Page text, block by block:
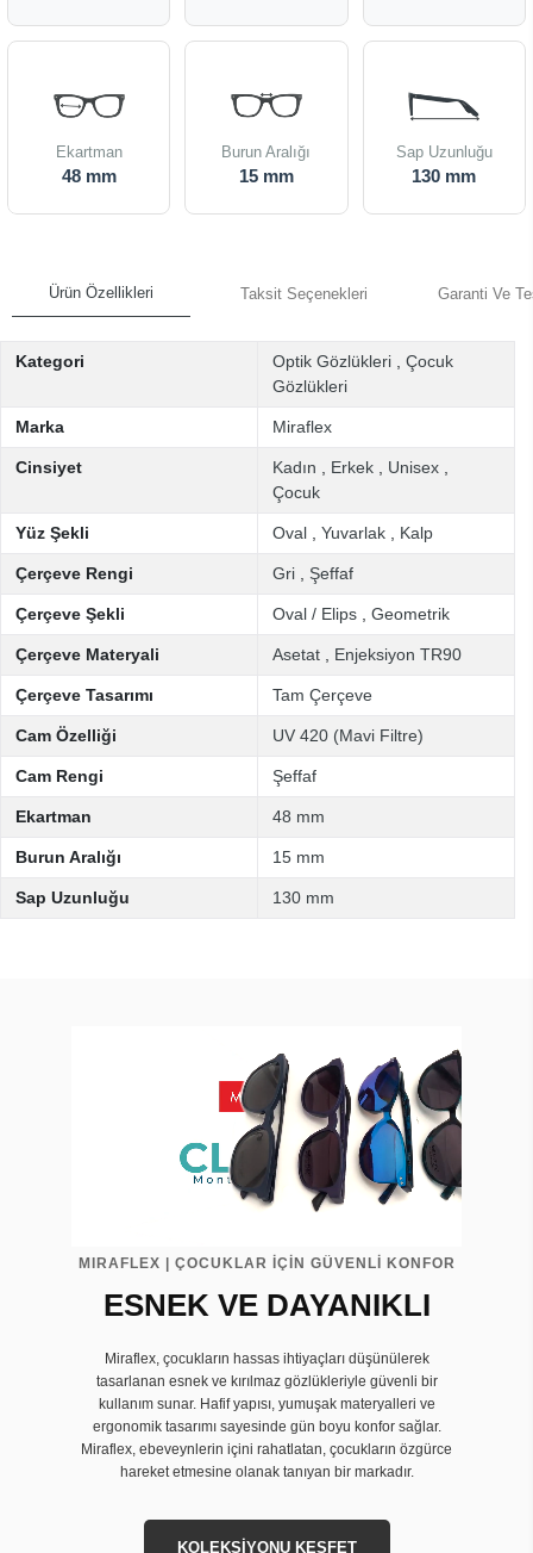
Ekartman
48 mm
Burun Aralığı
15 mm
Sap Uzunluğu
130 mm
Ürün Özellikleri Taksit Seçenekleri Garanti Ve
Kategori Optik Gözlükleri
Çocuk
Gözlükleri
Marka Miraflex
Cinsiyet Kadın Erkek Unisex
Çocuk
Yüz Şekli Oval Yuvarlak Kalp
Çerçeve Rengi Gri Şeffaf
Çerçeve Şekli Oval / Elips Geometrik
Çerçeve Materyali Asetat Enjeksiyon TR90
Çerçeve Tasarımı Tam Çerçeve
Cam Özelliği UV 420 (Mavi Filtre)
Cam Rengi Şeffaf
Ekartman 48 mm
Burun Aralığı 15 mm
Sap Uzunluğu 130 mm
MIRAFLEX | ÇOCUKLAR İÇİN GÜVENLİ KONFOR
ESNEK VE DAYANIKLI
Miraflex, çocukların hassas ihtiyaçları düşünülerek
tasarlanan esnek ve kırılmaz gözlükleriyle güvenli bir
kullanım sunar. Hafif yapısı, yumuşak materyalleri ve
ergonomik tasarımı sayesinde gün boyu konfor sağlar.
Miraflex, ebeveynlerin içini rahatlatan, çocukların özgürce
hareket etmesine olanak tanıyan bir markadır.
KOLEKSİYONU KEŞFET